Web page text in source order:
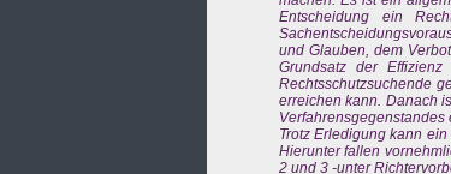
Entscheidung ein
und Glauben, dem
Grundsatz der
Rechtsschutzsuchende
erreichen kann. Danach
Verfahrensgegenstandes
Trotz Erledigung kann
Hierunter fallen
2 und 3 -unter